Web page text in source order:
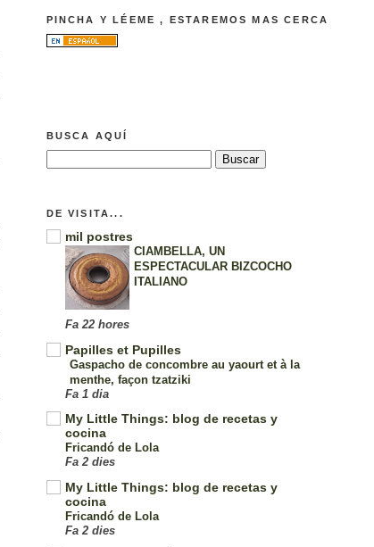
PINCHA Y LÉEME , ESTAREMOS MAS CERCA
BUSCA AQUÍ
DE VISITA...
mil postres
CIAMBELLA, UN
ESPECTACULAR BIZCOCHO
ITALIANO
Fa 22 hores
Papilles et Pupilles
Gaspacho de concombre au yaourt et à la
menthe, façon tzatziki
Fa 1 dia
My Little Things: blog de recetas y
cocina
Fricandó de Lola
Fa 2 dies
My Little Things: blog de recetas y
cocina
Fricandó de Lola
Fa 2 dies